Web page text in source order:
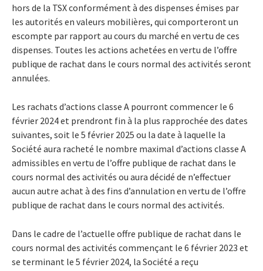
hors de la TSX conformément à des dispenses émises par
les autorités en valeurs mobilières, qui comporteront un
escompte par rapport au cours du marché en vertu de ces
dispenses. Toutes les actions achetées en vertu de l’offre
publique de rachat dans le cours normal des activités seront
annulées.
Les rachats d’actions classe A pourront commencer le 6
février 2024 et prendront fin à la plus rapprochée des dates
suivantes, soit le 5 février 2025 ou la date à laquelle la
Société aura racheté le nombre maximal d’actions classe A
admissibles en vertu de l’offre publique de rachat dans le
cours normal des activités ou aura décidé de n’effectuer
aucun autre achat à des fins d’annulation en vertu de l’offre
publique de rachat dans le cours normal des activités.
Dans le cadre de l’actuelle offre publique de rachat dans le
cours normal des activités commençant le 6 février 2023 et
se terminant le 5 février 2024, la Société a reçu